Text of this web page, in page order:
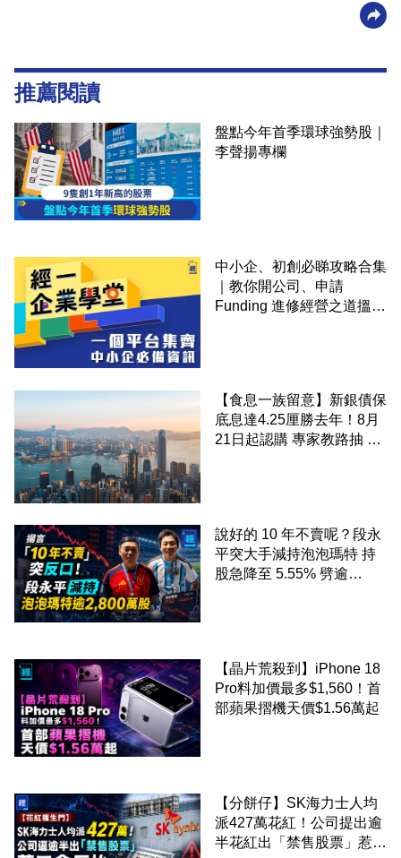
推薦閱讀
盤點今年首季環球強勢股｜
李聲揚專欄
中小企、初創必睇攻略合集
｜教你開公司、申請
Funding 進修經營之道搵大
【食息一族留意】新銀債保
底息達4.25厘勝去年！8月
21日起認購 專家教路抽 20
說好的 10 年不賣呢？段永
平突大手減持泡泡瑪特 持
股急降至 5.55% 劈逾
【晶片荒殺到】iPhone 18
Pro料加價最多$1,560！首
部蘋果摺機天價$1.56萬起
【分餅仔】SK海力士人均
派427萬花紅！公司提出逾
半花紅出「禁售股票」惹工